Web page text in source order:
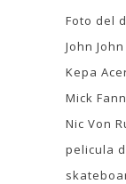
Foto del
John
Kepa
Mick
Nic Von
pelicula